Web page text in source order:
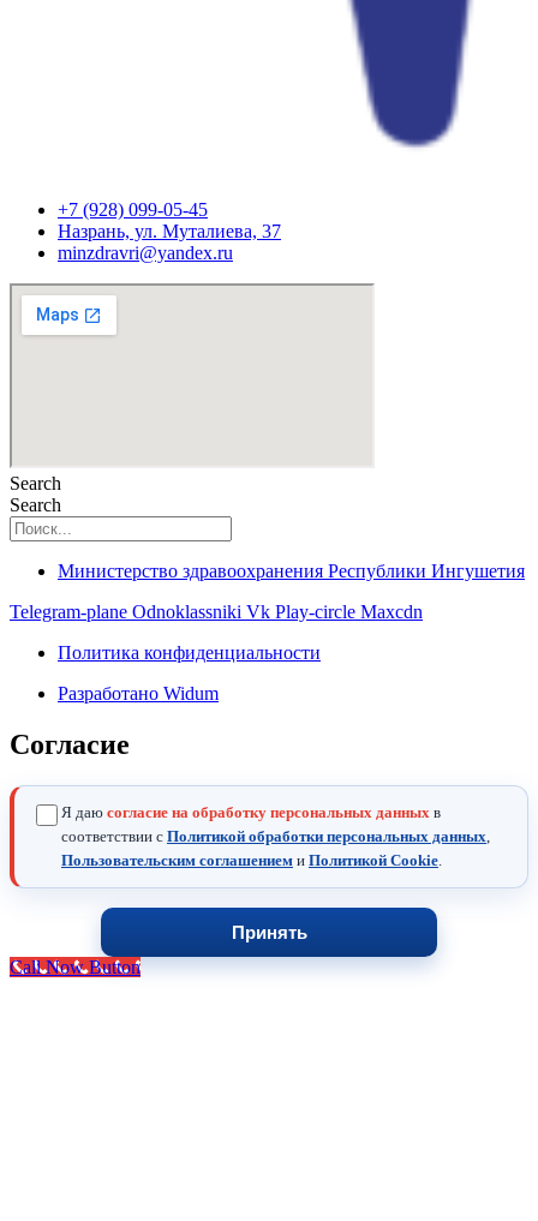
+7 (928) 099-05-45
Назрань, ул. Муталиева, 37
minzdravri@yandex.ru
Search
Search
Министерство здравоохранения Республики Ингушетия
Telegram-plane Odnoklassniki Vk Play-circle Maxcdn
Политика конфиденциальности
Разработано Widum
Согласие
Я даю согласие на обработку персональных данных в
соответствии с Политикой обработки персональных данных
Пользовательским соглашением и Политикой Cookie
Принять
Call Now Button